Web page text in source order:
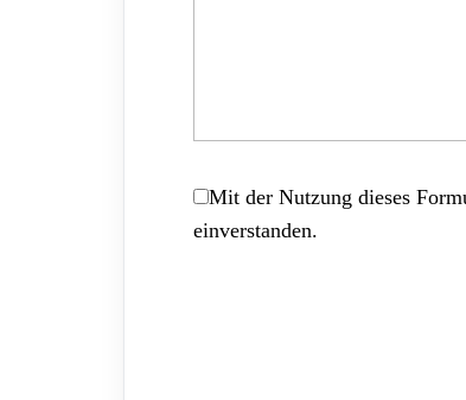
Mit der Nutzung dieses
einverstanden.